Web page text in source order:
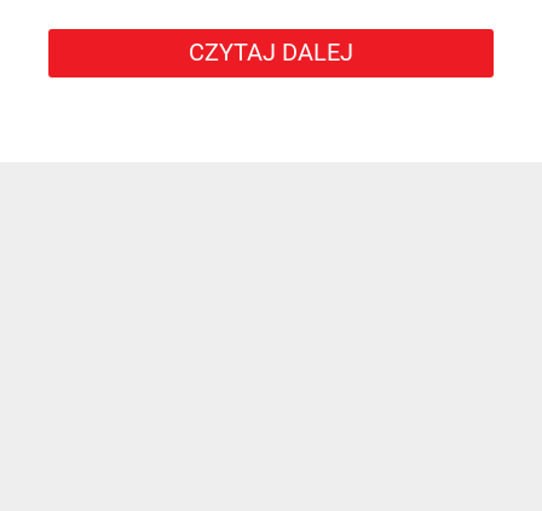
CZYTAJ DALEJ